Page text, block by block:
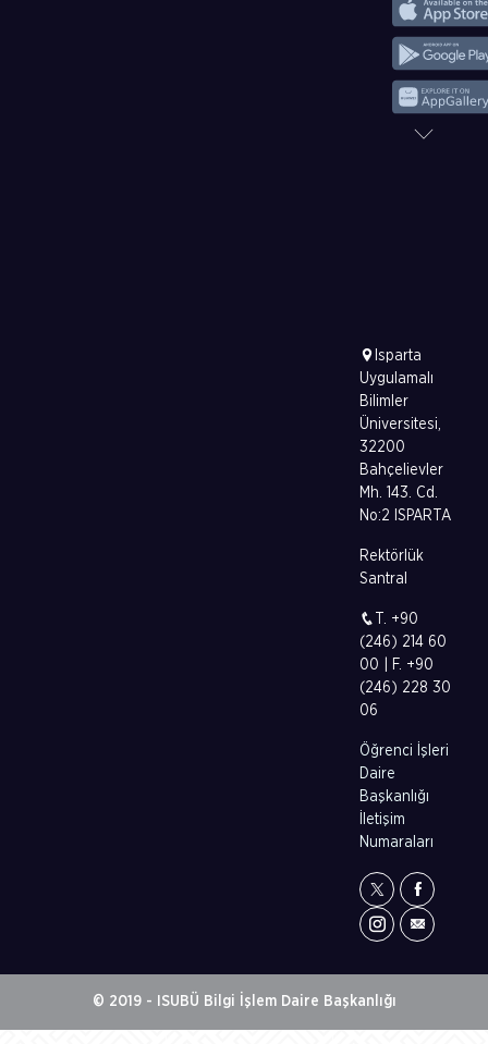
Isparta
Uygulamalı
Bilimler
Üniversitesi,
32200
Bahçelievler
Mh. 143. Cd.
No:2 ISPARTA
Rektörlük
Santral
T. +90
(246) 214 60
00 | F. +90
(246) 228 30
06
Öğrenci İşleri
Daire
Başkanlığı
İletişim
Numaraları
© 2019 - ISUBÜ Bilgi İşlem Daire Başkanlığı